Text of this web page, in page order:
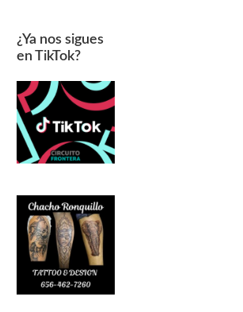
¿Ya nos sigues
en TikTok?